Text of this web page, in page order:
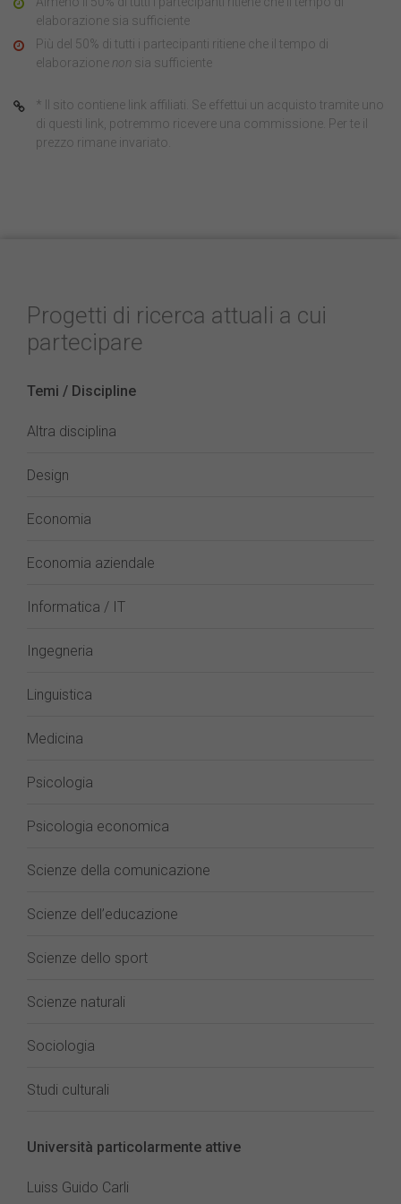
elaborazione sia sufficiente
Più del 50% di tutti i partecipanti ritiene che il tempo di
elaborazione non sia sufficiente
* Il sito contiene link affiliati. Se effettui un acquisto tramite uno
di questi link, potremmo ricevere una commissione. Per te il
prezzo rimane invariato.
Progetti di ricerca attuali a cui
partecipare
Temi / Discipline
Altra disciplina
Design
Economia
Economia aziendale
Informatica / IT
Ingegneria
Linguistica
Medicina
Psicologia
Psicologia economica
Scienze della comunicazione
Scienze dell’educazione
Scienze dello sport
Scienze naturali
Sociologia
Studi culturali
Università particolarmente attive
Luiss Guido Carli